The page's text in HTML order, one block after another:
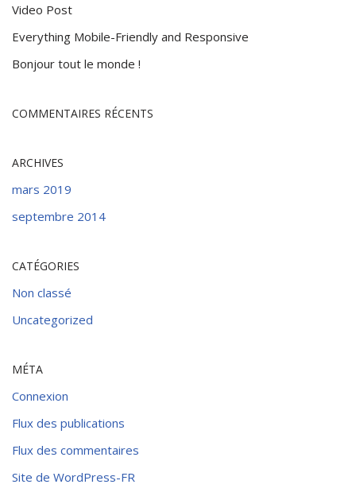
Video Post
Everything Mobile-Friendly and Responsive
Bonjour tout le monde !
COMMENTAIRES RÉCENTS
ARCHIVES
mars 2019
septembre 2014
CATÉGORIES
Non classé
Uncategorized
MÉTA
Connexion
Flux des publications
Flux des commentaires
Site de WordPress-FR